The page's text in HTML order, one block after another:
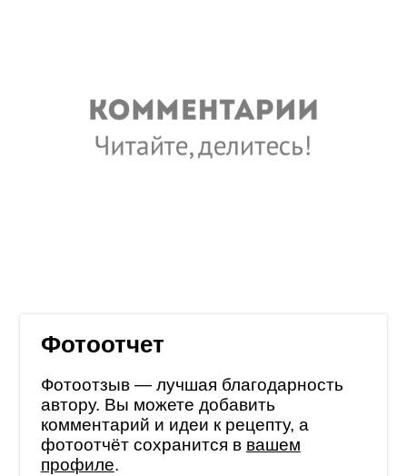
Фотоотчет
Фотоотзыв — лучшая благодарность
автору. Вы можете добавить
комментарий и идеи к рецепту, а
фотоотчёт сохранится в вашем
профиле.